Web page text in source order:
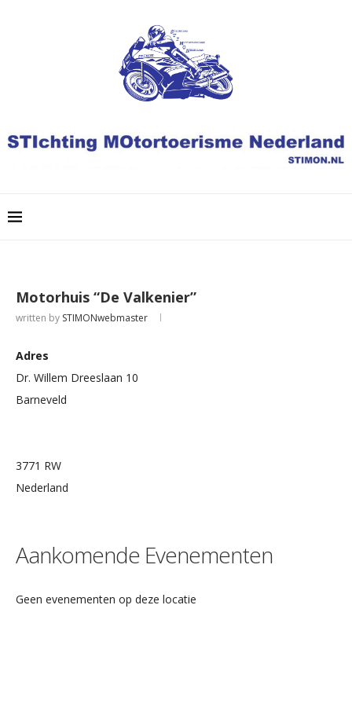
Motorhuis “De Valkenier”
written by STIMONwebmaster
Adres
Dr. Willem Dreeslaan 10
Barneveld
3771 RW
Nederland
Aankomende Evenementen
Geen evenementen op deze locatie